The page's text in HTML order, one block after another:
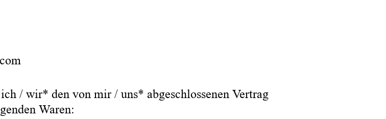
/ wir* den von mir / uns* abgeschlossenen Vertrag
Waren: